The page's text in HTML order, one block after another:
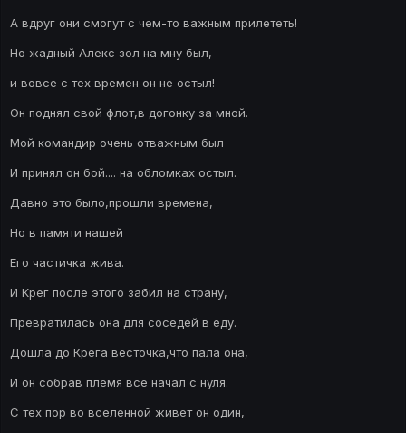
А вдруг они смогут с чем-то важным прилететь!
Но жадный Алекс зол на мну был,
и вовсе с тех времен он не остыл!
Он поднял свой флот,в догонку за мной.
Мой командир очень отважным был
И принял он бой.... на обломках остыл.
Давно это было,прошли времена,
Но в памяти нашей
Его частичка жива.
И Крег после этого забил на страну,
Превратилась она для соседей в еду.
Дошла до Крега весточка,что пала она,
И он собрав племя все начал с нуля.
С тех пор во вселенной живет он один,